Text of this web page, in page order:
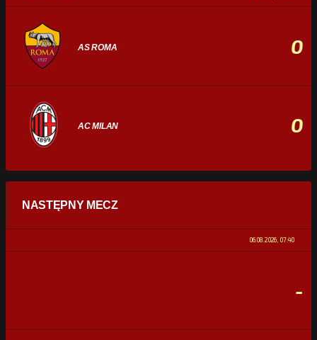
AS ROMA 0
AC MILAN 0
STATYSTYKI
0% 100%
NASTĘPNY MECZ
06.08.2026, 07:40
-